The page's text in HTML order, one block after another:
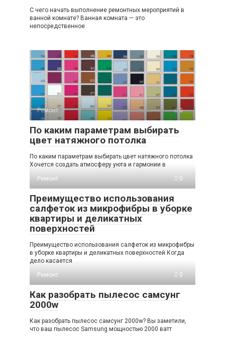
С чего начать выполнение ремонтных мероприятий в
ванной комнате? Ванная комната — это
непосредственное
Ремонт 0
По каким параметрам выбирать
цвет натяжного потолка
По каким параметрам выбирать цвет натяжного потолка
Хочется создать атмосферу уюта и гармонии в
Ремонт
0
Преимущество использования
салфеток из микрофибры в уборке
квартиры и деликатных
поверхностей
Преимущество использования салфеток из микрофибры
в уборке квартиры и деликатных поверхностей Когда
дело касается
Ремонт
0
Как разобрать пылесос самсунг
2000w
Как разобрать пылесос самсунг 2000w? Вы заметили,
что ваш пылесос Samsung мощностью 2000 ватт